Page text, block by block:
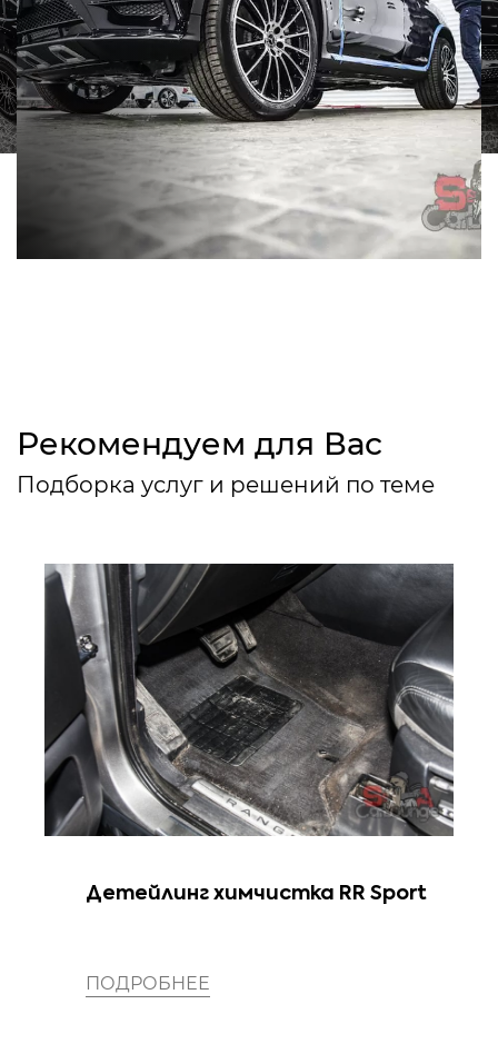
Рекомендуем для Вас
Подборка услуг и решений по теме
Детейлинг химчистка RR Sport
ПОДРОБНЕЕ